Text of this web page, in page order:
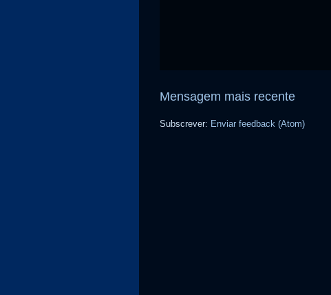
Mensagem mais recente
Subscrever: Enviar feedback (Atom)